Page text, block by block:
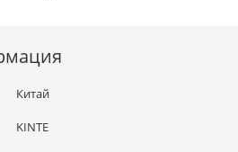
Китай
KINTE